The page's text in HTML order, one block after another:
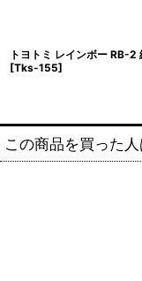
トヨトミ レインボー RB-
[Tks-155]
この商品を買った